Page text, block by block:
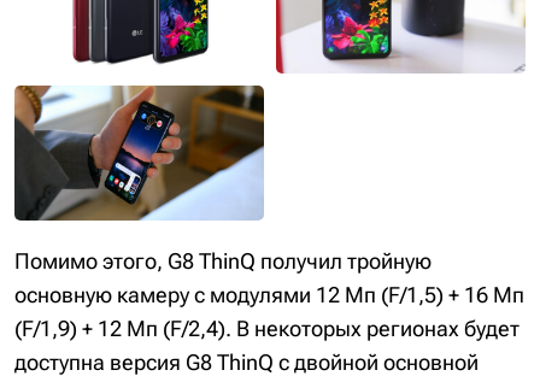
Помимо этого, G8 ThinQ получил тройную
основную камеру с модулями 12 Мп (F/1,5) + 16 Мп
(F/1,9) + 12 Мп (F/2,4). В некоторых регионах будет
доступна версия G8 ThinQ с двойной основной